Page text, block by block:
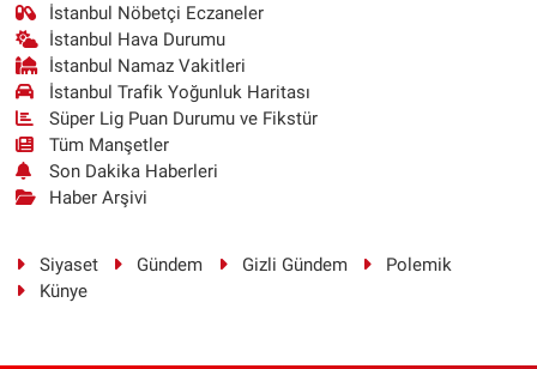
İstanbul Nöbetçi Eczaneler
İstanbul Hava Durumu
İstanbul Namaz Vakitleri
İstanbul Trafik Yoğunluk Haritası
Süper Lig Puan Durumu ve Fikstür
Tüm Manşetler
Son Dakika Haberleri
Haber Arşivi
Siyaset Gündem Gizli Gündem
Polemik
Künye